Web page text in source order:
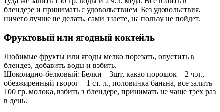
блендере и принимать с удовольствием. Без удовольствия,
ничего лучше не делать, сами знаете, на пользу не пойдет.
Фруктовый или ягодный коктейль
Любимые фрукты или ягоды мелко порезать, опустить в
блендер, добавить воды и взбить.
Шоколадно-белковый: Белки – 3шт, какао порошок – 2 ч.л.,
обезжиренный творог – 1 ст. л., половинка банана, все залить
100 гр. молока, взбить в блендере, принимать не чаще трех раз
в день.